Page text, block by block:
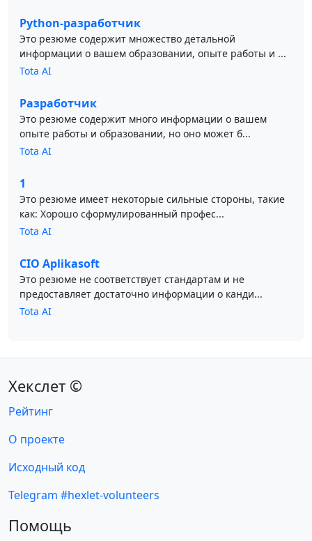
Python-разработчик
Это резюме содержит множество детальной
информации о вашем образовании, опыте работы и ...
Tota AI
Разработчик
Это резюме содержит много информации о вашем
опыте работы и образовании, но оно может б...
Tota AI
1
Это резюме имеет некоторые сильные стороны, такие
как: Хорошо сформулированный профес...
Tota AI
CIO Aplikasoft
Это резюме не соответствует стандартам и не
предоставляет достаточно информации о канди...
Tota AI
Хекслет ©
Рейтинг
О проекте
Исходный код
Telegram #hexlet-volunteers
Помощь